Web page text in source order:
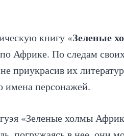
книгу «Зеленые
Африке. По следам
приукрасив их
имена персонажей.
«Зеленые холмы